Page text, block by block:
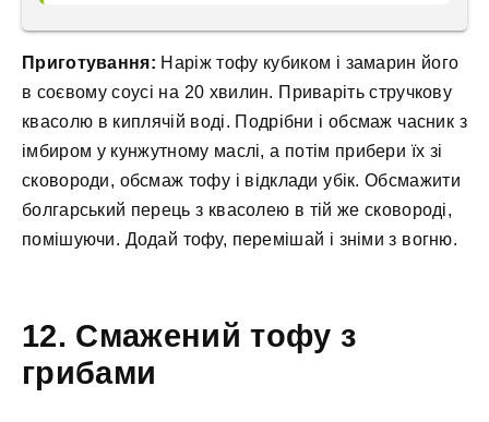
Приготування: Наріж тофу кубиком і замарин його
в соєвому соусі на 20 хвилин. Приваріть стручкову
квасолю в киплячій воді. Подрібни і обсмаж часник з
імбиром у кунжутному маслі, а потім прибери їх зі
сковороди, обсмаж тофу і відклади убік. Обсмажити
болгарський перець з квасолею в тій же сковороді,
помішуючи. Додай тофу, перемішай і зніми з вогню.
12. Смажений тофу з
грибами